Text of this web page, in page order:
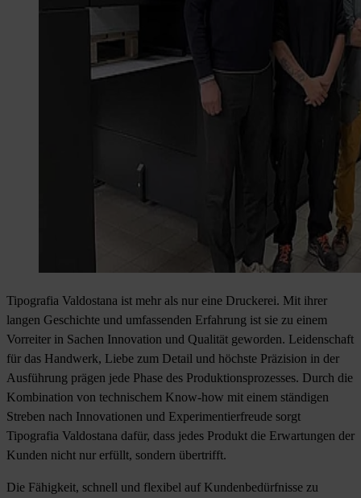
Tipografia Valdostana ist mehr als nur eine Druckerei. Mit ihrer
langen Geschichte und umfassenden Erfahrung ist sie zu einem
Vorreiter in Sachen Innovation und Qualität geworden. Leidenschaft
für das Handwerk, Liebe zum Detail und höchste Präzision in der
Ausführung prägen jede Phase des Produktionsprozesses. Durch die
Kombination von technischem Know-how mit einem ständigen
Streben nach Innovationen und Experimentierfreude sorgt
Tipografia Valdostana dafür, dass jedes Produkt die Erwartungen der
Kunden nicht nur erfüllt, sondern übertrifft.
Die Fähigkeit, schnell und flexibel auf Kundenbedürfnisse zu